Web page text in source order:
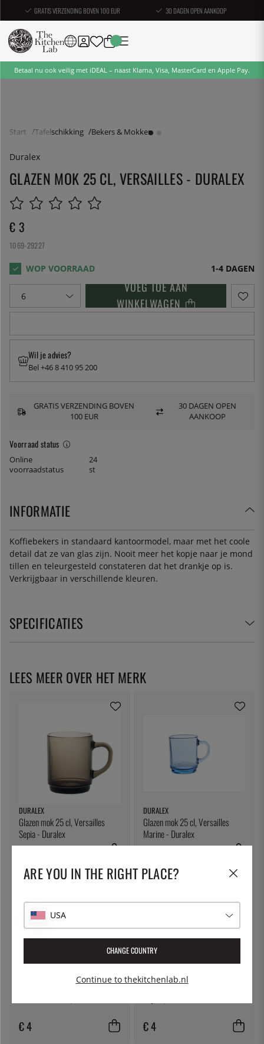
GRATIS VERZENDING BOVEN 100 EUR 30 DAGEN OPEN AANKOOP
Betaal nu ook veilig met iDEAL – naast Klarna, Visa, MasterCard en Apple Pay.
Start Tafelschikking Bekers & Mokken
Duralex
GLAZEN MOK 25 CL, VERSAILLES - DURALEX
€ 3
1069-29227
1-4 DAGEN
VOEG TOE AAN
WINKELWAGEN
Voorraad status
Online
voorraadstatus
24
st
Wil je advies?
Bel +46 8 410 95 200
GRATIS VERZENDING BOVEN
100 EUR
30 DAGEN OPEN
AANKOOP
INFORMATIE
Koffiebekers in standaard kantoormodel, maar met het coole
detail dat ze van glas zijn. Nooit meer het kopje naar je mond
tillen en teleurgesteld constateren dat het drankje op is.
Verkrijgbaar in verschillende kleuren.
SPECIFICATIES
DURALEX
Glazen mok 25 cl, Versailles
Sepia - Duralex
€ 4
DURALEX
Glazen mok 25 cl, Versailles
Marine - Duralex
€ 4
€ 4
BERNAL
€ 4
LEES MEER OVER HET MERK
ARE YOU IN THE RIGHT PLACE?
USA
CHANGE COUNTRY
Continue to thekitchenlab.nl